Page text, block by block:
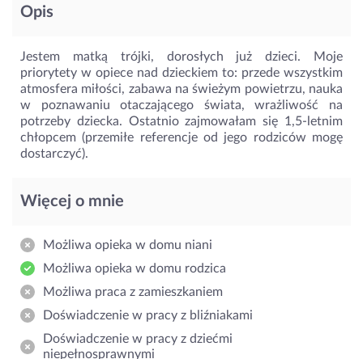
Opis
Jestem matką trójki, dorosłych już dzieci. Moje
priorytety w opiece nad dzieckiem to: przede wszystkim
atmosfera miłości, zabawa na świeżym powietrzu, nauka
w poznawaniu otaczającego świata, wrażliwość na
potrzeby dziecka. Ostatnio zajmowałam się 1,5-letnim
chłopcem (przemiłe referencje od jego rodziców mogę
dostarczyć).
Więcej o mnie
Możliwa opieka w domu niani
Możliwa opieka w domu rodzica
Możliwa praca z zamieszkaniem
Doświadczenie w pracy z bliźniakami
Doświadczenie w pracy z dziećmi
niepełnosprawnymi